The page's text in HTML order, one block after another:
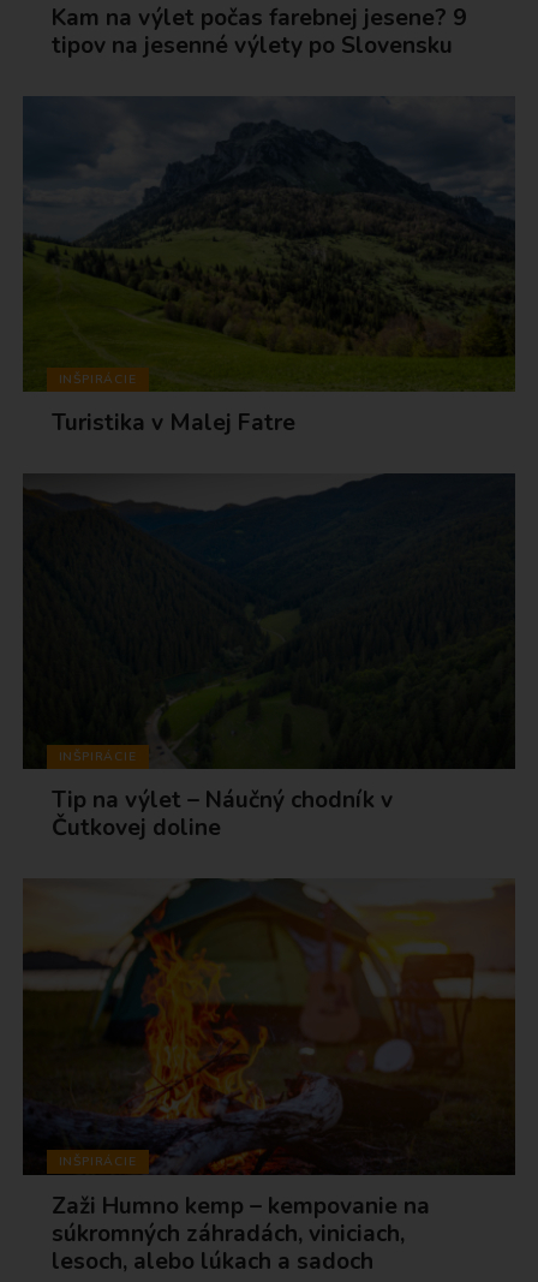
Kam na výlet počas farebnej jesene? 9
tipov na jesenné výlety po Slovensku
INŠPIRÁCIE
Turistika v Malej Fatre
INŠPIRÁCIE
Tip na výlet – Náučný chodník v
Čutkovej doline
INŠPIRÁCIE
Zaži Humno kemp – kempovanie na
súkromných záhradách, viniciach,
lesoch, alebo lúkach a sadoch